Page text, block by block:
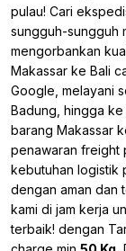
pulau! Cari
sungguh-sungguh
mengorbankan
Makassar ke Bali
Google, melayani
Badung, hingga
barang Makassar
penawaran freight
kebutuhan logistik
dengan aman dan
kami di jam kerja
terbaik! dengan